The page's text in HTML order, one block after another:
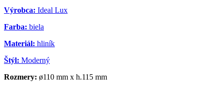
Výrobca: Ideal Lux
Farba: biela
Materiál: hliník
Štýl: Moderný
Rozmery: ø110 mm x h.115 mm